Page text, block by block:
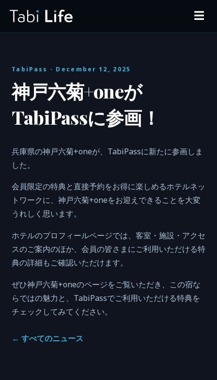
☰
TabiPass · December 12, 2025
神戸六菊+oneが
TabiPassに参画！
兵庫県の神戸六菊+oneが、TabiPassに新たに参画しま
した。
会員限定の特典と直接予約をお得に楽しめるホテルネッ
トワークに、神戸六菊+oneをお迎えできることを大変
うれしく思います。
ホテルのプロフィールページでは、客室・施設・アクセ
スのご案内のほか、会員の皆さまにご利用いただける特
典の詳細もご確認いただけます。
ぜひ神戸六菊+oneのページをご覧いただき、この宿な
らではの魅力と、TabiPassでご利用いただける特典を
チェックしてみてください。
← すべてのニュース